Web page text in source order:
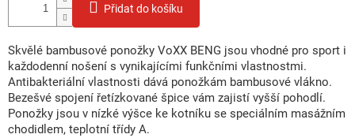
Přidat do košíku
Skvělé bambusové ponožky VoXX BENG jsou vhodné pro sport i
každodenní nošení s vynikajícími funkčními vlastnostmi.
Antibakteriální vlastnosti dává ponožkám bambusové vlákno.
Bezešvé spojení řetízkované špice vám zajistí vyšší pohodlí.
Ponožky jsou v nízké výšce ke kotníku se speciálním masážním
chodidlem, teplotní třídy A.